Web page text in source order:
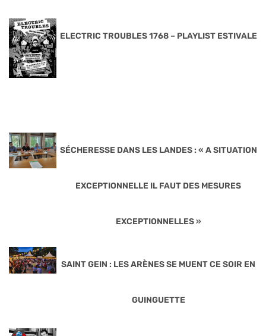
ELECTRIC TROUBLES 1768 – PLAYLIST ESTIVALE
SÉCHERESSE DANS LES LANDES : « A SITUATION
EXCEPTIONNELLE IL FAUT DES MESURES
EXCEPTIONNELLES »
SAINT GEIN : LES ARÈNES SE MUENT CE SOIR EN
GUINGUETTE